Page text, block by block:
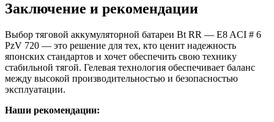
Заключение и рекомендации
Выбор тяговой аккумуляторной батареи Bt RR — E8 ACI # 6
PzV 720 — это решение для тех, кто ценит надежность
японских стандартов и хочет обеспечить свою технику
стабильной тягой. Гелевая технология обеспечивает баланс
между высокой производительностью и безопасностью
эксплуатации.
Наши рекомендации: